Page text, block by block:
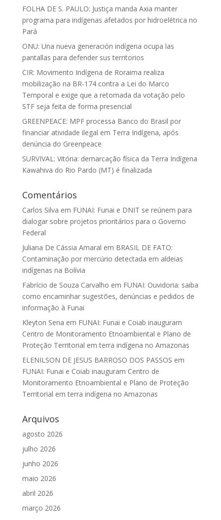
FOLHA DE S. PAULO: Justiça manda Axia manter
programa para indígenas afetados por hidroelétrica no
Pará
ONU: Una nueva generación indígena ocupa las
pantallas para defender sus territorios
CIR: Movimento Indígena de Roraima realiza
mobilização na BR-174 contra a Lei do Marco
Temporal e exige que a retomada da votação pelo
STF seja feita de forma presencial
GREENPEACE: MPF processa Banco do Brasil por
financiar atividade ilegal em Terra Indígena, após
denúncia do Greenpeace
SURVIVAL: Vitória: demarcação física da Terra Indígena
Kawahiva do Rio Pardo (MT) é finalizada
Comentários
Carlos Silva em FUNAI: Funai e DNIT se reúnem para
dialogar sobre projetos prioritários para o Governo
Federal
Juliana De Cássia Amaral em BRASIL DE FATO:
Contaminação por mercúrio detectada em aldeias
indígenas na Bolívia
Fabrício de Souza Carvalho em FUNAI: Ouvidoria: saiba
como encaminhar sugestões, denúncias e pedidos de
informação à Funai
Kleyton Sena em FUNAI: Funai e Coiab inauguram
Centro de Monitoramento Etnoambiental e Plano de
Proteção Territorial em terra indígena no Amazonas
ELENILSON DE JESUS BARROSO DOS PASSOS em
FUNAI: Funai e Coiab inauguram Centro de
Monitoramento Etnoambiental e Plano de Proteção
Territorial em terra indígena no Amazonas
Arquivos
agosto 2026
julho 2026
junho 2026
maio 2026
abril 2026
março 2026